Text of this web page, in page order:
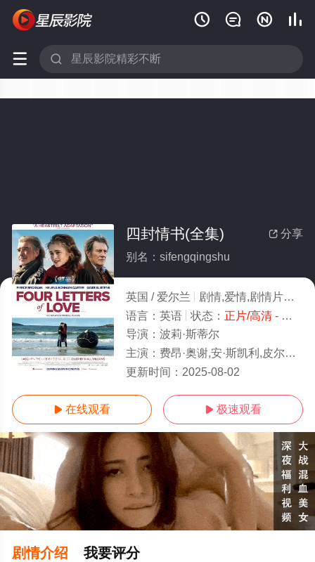
   
 
1-1全集/大结局
 分享
四封情书(全集)
别名：sifengqingshu
英国 / 爱尔兰 剧情,爱情,剧情片
语言： 英语 状态： 正片/高清- 免费在线观看
导演： 波莉·斯蒂尔
主演： 费昂·奥谢,安·斯凯利,皮尔斯·布鲁斯南,海伦娜·伯翰·卡特,加布里埃尔·伯恩
更新时间： 2025-08-02
 在线观看  极速观看
剧情介绍 我要评分